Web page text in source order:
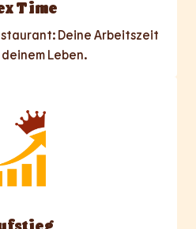
Time
Deine Arbeitszeit
Leben.